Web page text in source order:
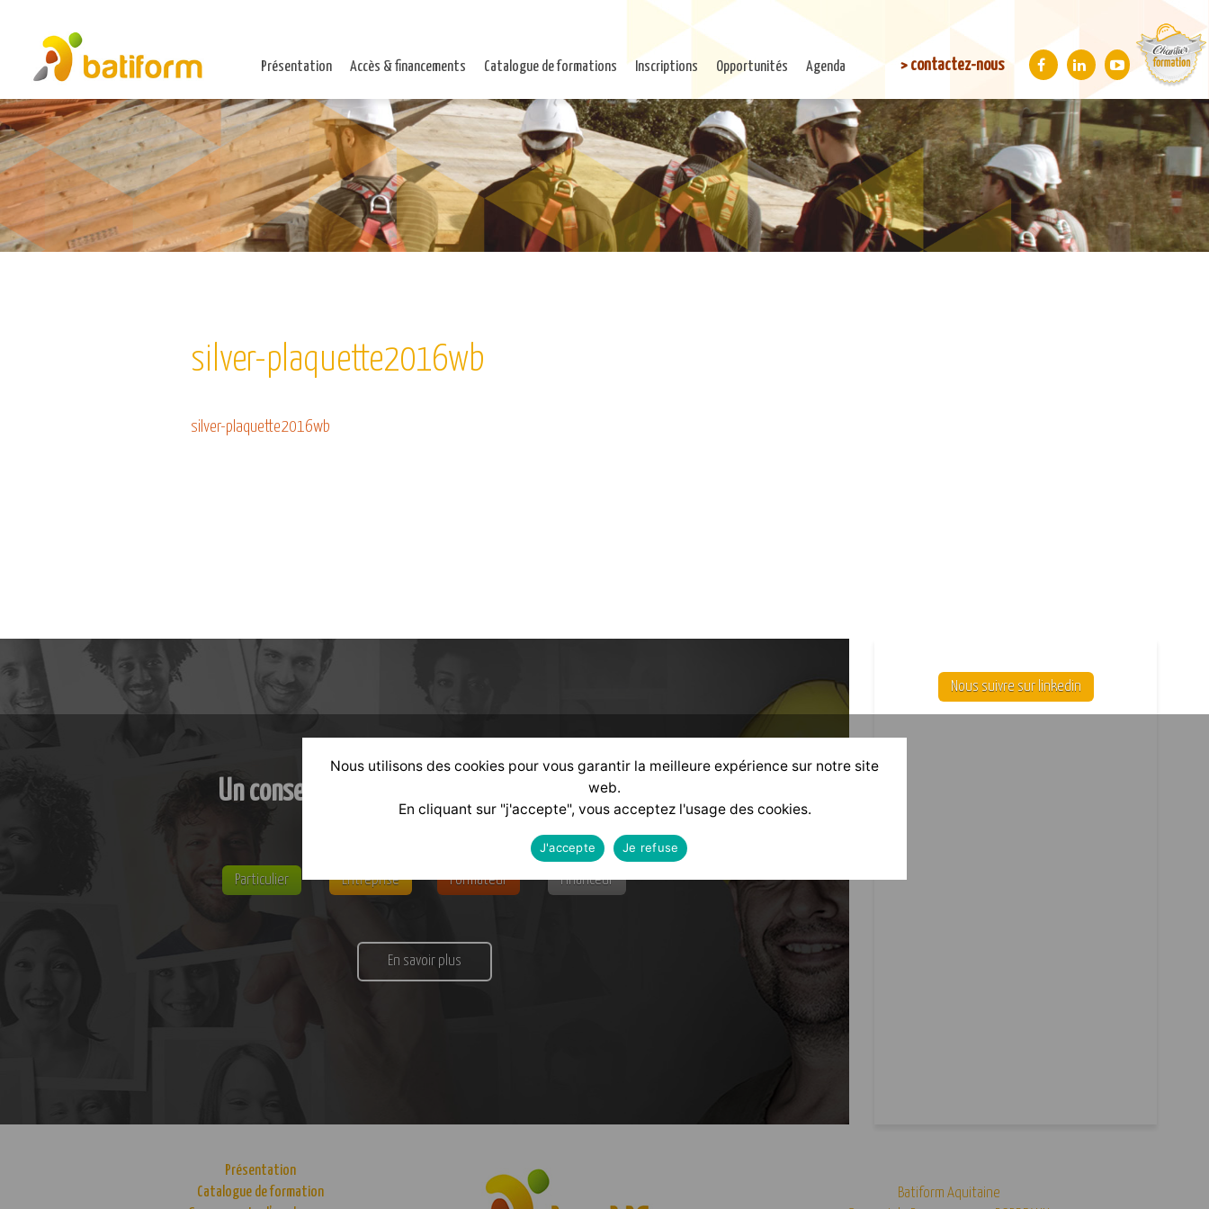
Présentation Accès & financements Catalogue de formations Inscriptions Opportunités Agenda > contactez-nous
silver-plaquette2016wb
silver-plaquette2016wb
Un conseil personnalisé selon votre profil :
Particulier Entreprise Formateur Financeur
En savoir plus
Nous suivre sur linkedin
Présentation
Catalogue de formation
Batiform Aquitaine
Nous utilisons des cookies pour vous garantir la meilleure expérience sur notre site
web.
En cliquant sur "j'accepte", vous acceptez l'usage des cookies.
J'accepte Je refuse